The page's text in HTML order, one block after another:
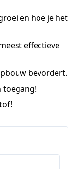
en hoe je het
effectieve
bevordert.
toegang!